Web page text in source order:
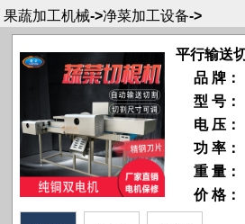
果蔬加工机械->净菜加工设备->
平行输送
品 牌：
型 号：
电 压：
功 率：
重 量：
价 格：